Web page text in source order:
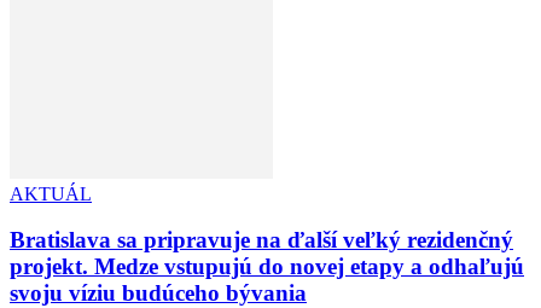
AKTUÁL
Bratislava sa pripravuje na ďalší veľký rezidenčný
projekt. Medze vstupujú do novej etapy a odhaľujú
svoju víziu budúceho bývania